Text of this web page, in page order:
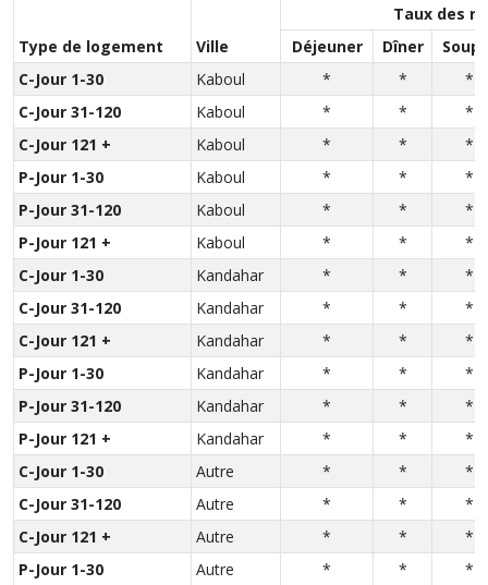
Type de logement Ville
Taux des
Déjeuner
Dîner
C-Jour 1-30
Kaboul * *
*
C-Jour 31-120
Kaboul * *
*
C-Jour 121 +
Kaboul * *
*
P-Jour 1-30
Kaboul * *
*
P-Jour 31-120
Kaboul * *
*
P-Jour 121 +
Kaboul * *
*
C-Jour 1-30
Kandahar * *
*
C-Jour 31-120
Kandahar * *
*
C-Jour 121 +
Kandahar * *
*
P-Jour 1-30
Kandahar * *
*
P-Jour 31-120
Kandahar * *
*
P-Jour 121 +
Kandahar * *
*
C-Jour 1-30
Autre * *
*
C-Jour 31-120
Autre * *
*
C-Jour 121 +
Autre * *
*
P-Jour 1-30
Autre * * *